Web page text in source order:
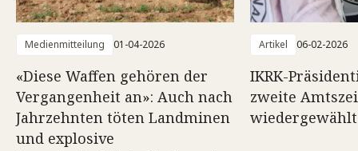
Medienmitteilung 01-04-2026
«Diese Waffen gehören der
Vergangenheit an»: Auch nach
Jahrzehnten töten Landminen
und explosive
Artikel 06-02-2026
IKRK-
zweite
wiedergewählt